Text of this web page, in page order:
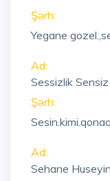
Şərh:
Yegane
Ad:
Sessizlik Sensiz
Şərh:
Ad:
Sehane